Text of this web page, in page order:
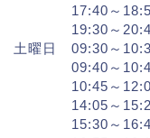
17:40～18:55
19:30～20:45
土曜日 09:30～
09:40～10:40
10:45～12:00
14:05～15:20
15:30～16:45